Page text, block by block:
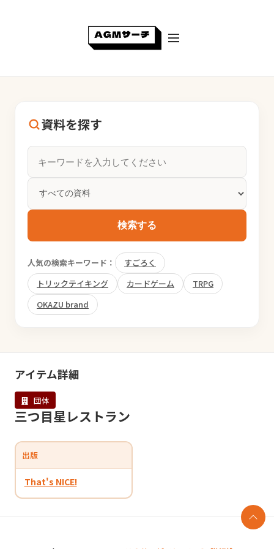
資料を探す
検索する
人気の検索キーワード：
すごろく
トリックテイキング
カードゲーム
TRPG
OKAZU brand
アイテム詳細
団体
三つ目星レストラン
出版
That's NICE!